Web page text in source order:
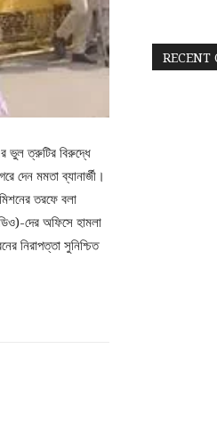
ভুল ত্রুটির বিরুদ্ধে
দেন মমতা ব্যানার্জী।
তরফে বলা
দের অফিসে হামলা
নিরাপত্তা সুনিশ্চিত
RECENT